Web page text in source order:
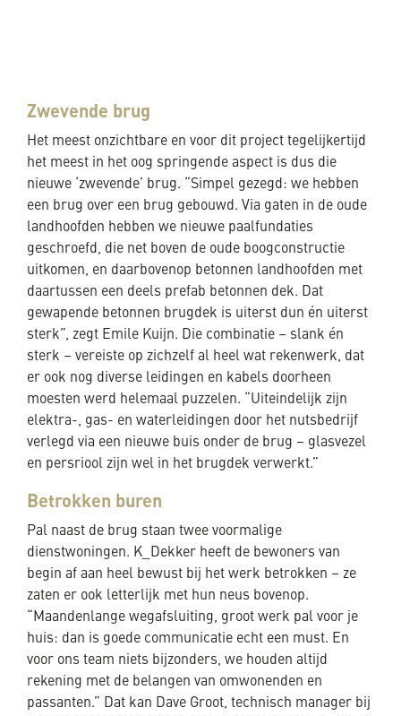
Zwevende brug
Het meest onzichtbare en voor dit project tegelijkertijd
het meest in het oog springende aspect is dus die
nieuwe ‘zwevende’ brug. “Simpel gezegd: we hebben
een brug over een brug gebouwd. Via gaten in de oude
landhoofden hebben we nieuwe paalfundaties
geschroefd, die net boven de oude boogconstructie
uitkomen, en daarbovenop betonnen landhoofden met
daartussen een deels prefab betonnen dek. Dat
gewapende betonnen brugdek is uiterst dun én uiterst
sterk”, zegt Emile Kuijn. Die combinatie – slank én
sterk – vereiste op zichzelf al heel wat rekenwerk, dat
er ook nog diverse leidingen en kabels doorheen
moesten werd helemaal puzzelen. “Uiteindelijk zijn
elektra-, gas- en waterleidingen door het nutsbedrijf
verlegd via een nieuwe buis onder de brug – glasvezel
en persriool zijn wel in het brugdek verwerkt.”
Betrokken buren
Pal naast de brug staan twee voormalige
dienstwoningen. K_Dekker heeft de bewoners van
begin af aan heel bewust bij het werk betrokken – ze
zaten er ook letterlijk met hun neus bovenop.
“Maandenlange wegafsluiting, groot werk pal voor je
huis: dan is goede communicatie echt een must. En
voor ons team niets bijzonders, we houden altijd
rekening met de belangen van omwonenden en
passanten.” Dat kan Dave Groot, technisch manager bij